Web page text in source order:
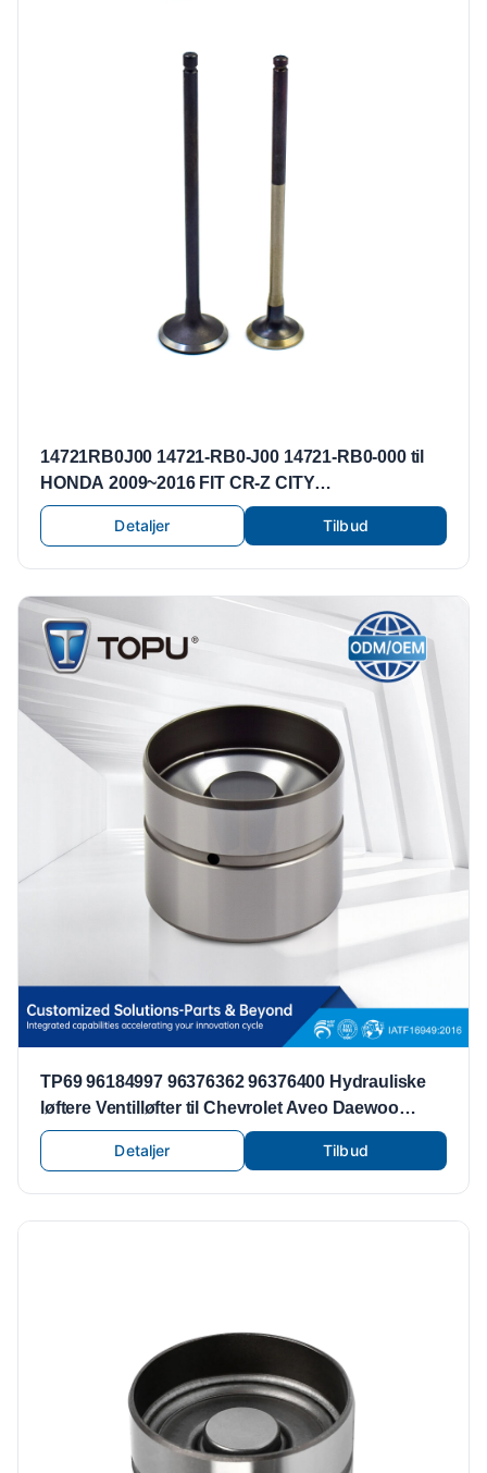
14721RB0J00 14721-RB0-J00 14721-RB0-000 til
HONDA 2009~2016 FIT CR-Z CITY
Udstødningsventiler Ventilløftere
Biludstødningsventil
Detaljer Tilbud
TP69 96184997 96376362 96376400 Hydrauliske
løftere Ventilløfter til Chevrolet Aveo Daewoo
Lanos 1.6L A16DMS F14D3 F16D3 L44 C20SED
Detaljer
Tilbud